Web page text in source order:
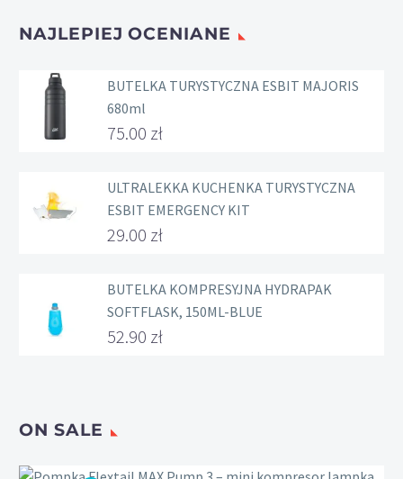
NAJLEPIEJ OCENIANE
BUTELKA TURYSTYCZNA ESBIT MAJORIS
680ml
75.00 zł
ULTRALEKKA KUCHENKA TURYSTYCZNA
ESBIT EMERGENCY KIT
29.00 zł
BUTELKA KOMPRESYJNA HYDRAPAK
SOFTFLASK, 150ML-BLUE
52.90 zł
ON SALE